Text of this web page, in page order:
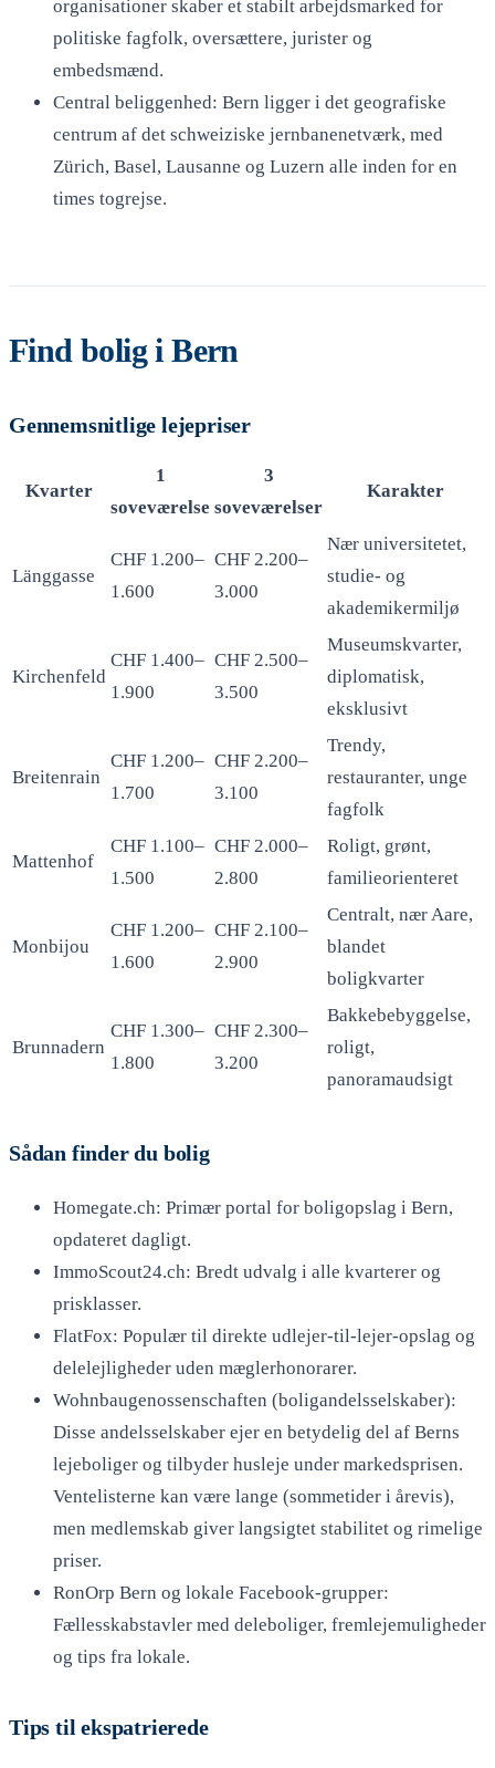
organisationer skaber et stabilt arbejdsmarked for
politiske fagfolk, oversættere, jurister og
embedsmænd.
Central beliggenhed: Bern ligger i det geografiske
centrum af det schweiziske jernbanenetværk, med
Zürich, Basel, Lausanne og Luzern alle inden for en
times togrejse.
Find bolig i Bern
Gennemsnitlige lejepriser
Kvarter
1
soveværelse
3
soveværelser
Karakter
Länggasse
CHF 1.200–
1.600
CHF 2.200–
3.000
Nær universitetet,
studie- og
akademikermiljø
Kirchenfeld
CHF 1.400–
1.900
CHF 2.500–
3.500
Museumskvarter,
diplomatisk,
eksklusivt
Breitenrain
CHF 1.200–
1.700
CHF 2.200–
3.100
Trendy,
restauranter, unge
fagfolk
Mattenhof
CHF 1.100–
1.500
CHF 2.000–
2.800
Roligt, grønt,
familieorienteret
Monbijou
CHF 1.200–
1.600
CHF 2.100–
2.900
Centralt, nær Aare,
blandet
boligkvarter
Brunnadern
CHF 1.300–
1.800
CHF 2.300–
3.200
Bakkebebyggelse,
roligt,
panoramaudsigt
Sådan finder du bolig
Homegate.ch: Primær portal for boligopslag i Bern,
opdateret dagligt.
ImmoScout24.ch: Bredt udvalg i alle kvarterer og
prisklasser.
FlatFox: Populær til direkte udlejer-til-lejer-opslag og
delelejligheder uden mæglerhonorarer.
Wohnbaugenossenschaften (boligandelsselskaber):
Disse andelsselskaber ejer en betydelig del af Berns
lejeboliger og tilbyder husleje under markedsprisen.
Ventelisterne kan være lange (sommetider i årevis),
men medlemskab giver langsigtet stabilitet og rimelige
priser.
RonOrp Bern og lokale Facebook-grupper:
Fællesskabstavler med deleboliger, fremlejemuligheder
og tips fra lokale.
Tips til ekspatrierede